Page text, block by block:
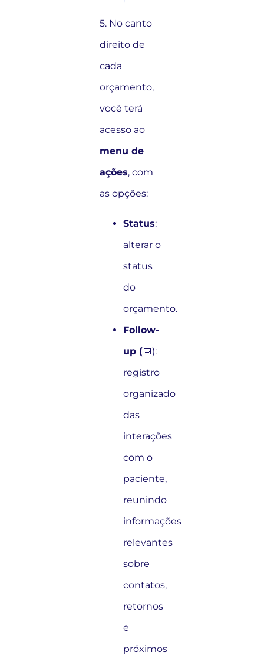
5. No canto
direito de
cada
orçamento,
você terá
acesso ao
menu de
ações, com
as opções:
Status:
alterar o
status
do
orçamento.
Follow-
up (📅):
registro
organizado
das
interações
com o
paciente,
reunindo
informações
relevantes
sobre
contatos,
retornos
e
próximos